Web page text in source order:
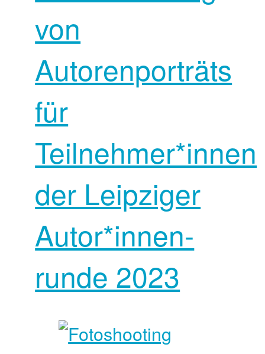
von
Autorenporträts
für
Teilnehmer*innen
der Leipziger
Autor*innen­
runde 2023